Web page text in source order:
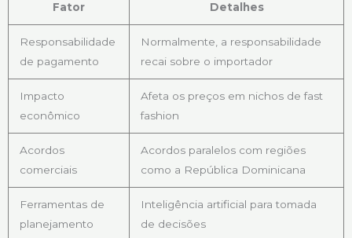
Fator Detalhes
Responsabilidade
de pagamento
Normalmente, a responsabilidade
recai sobre o importador
Impacto
econômico
Afeta os preços em nichos de fast
fashion
Acordos
comerciais
Acordos paralelos com regiões
como a República Dominicana
Ferramentas de
planejamento
Inteligência artificial para tomada
de decisões